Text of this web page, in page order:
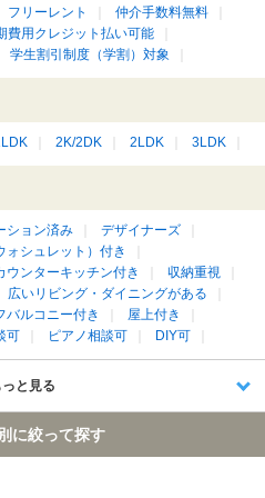
フリーレント
仲介手数料無料
費用クレジット払い可能
学生割引制度（学割）対象
2K/2DK 2LDK 3LDK
ション済み
デザイナーズ
ォシュレット）付き
ウンターキッチン付き
収納重視
広いリビング・ダイニングがある
バルコニー付き
屋上付き
可 ピアノ相談可 DIY可
っと見る
に絞って探す